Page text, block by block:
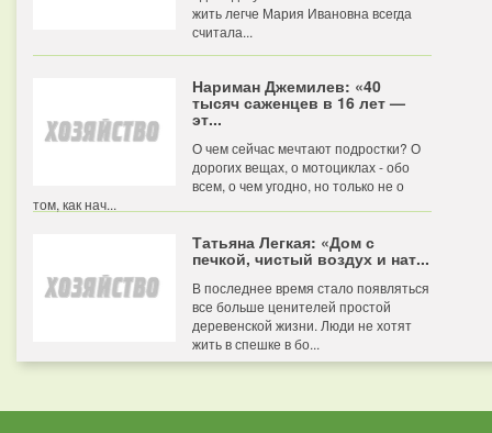
жить легче Мария Ивановна всегда
считала...
Нариман Джемилев: «40
тысяч саженцев в 16 лет —
эт...
О чем сейчас мечтают подростки? О
дорогих вещах, о мотоциклах - обо
всем, о чем угодно, но только не о
том, как нач...
Татьяна Легкая: «Дом с
печкой, чистый воздух и нат...
В последнее время стало появляться
все больше ценителей простой
деревенской жизни. Люди не хотят
жить в спешке в бо...